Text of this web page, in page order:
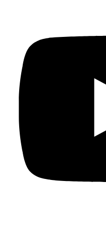
Información para los
La desactivación de
afectar al correcto
funcionalidades del sitio
Conservación